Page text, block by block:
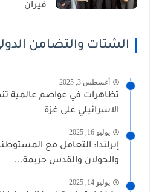
فيران
الشتات والتضامن
أغسطس 3, 2025
تظاهرات في عواصم عالمية
الاسرائيلي على غزة
يوليو 16, 2025
إيرلندا: التعامل مع
والجولان والقدس جريمة...
يوليو 14, 2025